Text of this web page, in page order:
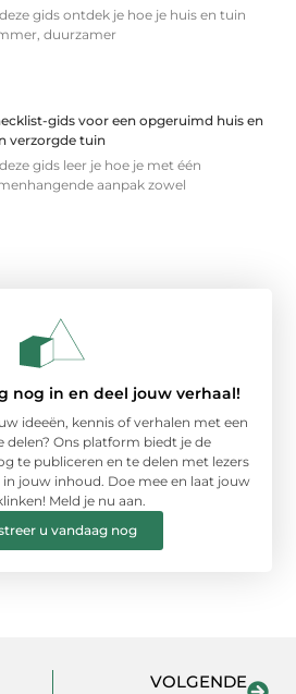
gids ontdek je hoe je huis en tuin
duurzamer
gids voor een opgeruimd huis en
verzorgde tuin
gids leer je hoe je met één
aanpak zowel
nog in en deel jouw verhaal!
ideeën, kennis of verhalen met een
delen? Ons platform biedt je de
te publiceren en te delen met lezers
in jouw inhoud. Doe mee en laat jouw
Meld je nu aan.
u vandaag nog
VOLGENDE